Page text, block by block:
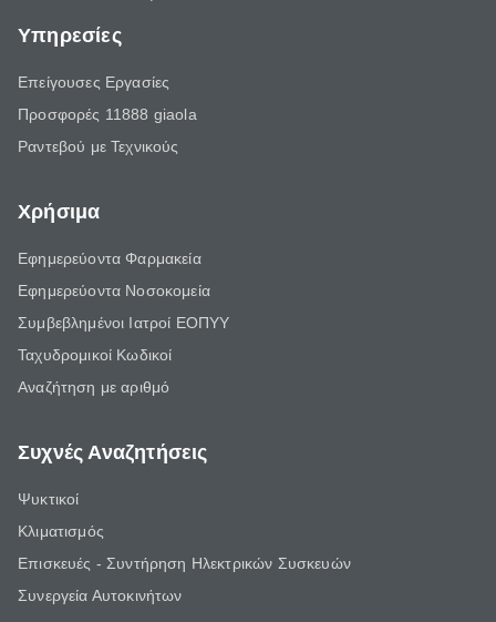
Υπηρεσίες
Επείγουσες Εργασίες
Προσφορές 11888 giaola
Ραντεβού με Τεχνικούς
Χρήσιμα
Εφημερεύοντα Φαρμακεία
Εφημερεύοντα Νοσοκομεία
Συμβεβλημένοι Ιατροί ΕΟΠΥΥ
Ταχυδρομικοί Κωδικοί
Αναζήτηση με αριθμό
Συχνές Αναζητήσεις
Ψυκτικοί
Κλιματισμός
Επισκευές - Συντήρηση Ηλεκτρικών Συσκευών
Συνεργεία Αυτοκινήτων